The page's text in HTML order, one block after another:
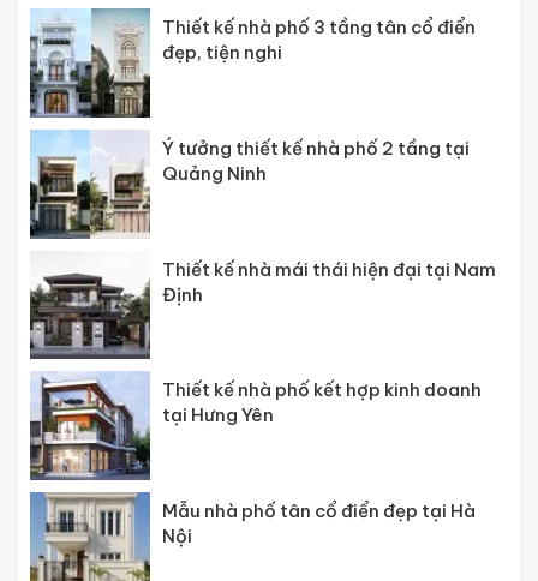
Thiết kế nhà phố 3 tầng tân cổ điển
đẹp, tiện nghi
Ý tưởng thiết kế nhà phố 2 tầng tại
Quảng Ninh
Thiết kế nhà mái thái hiện đại tại Nam
Định
Thiết kế nhà phố kết hợp kinh doanh
tại Hưng Yên
Mẫu nhà phố tân cổ điển đẹp tại Hà
Nội